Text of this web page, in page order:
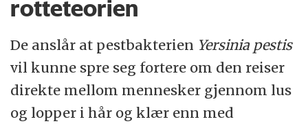
rotteteorien
De anslår at pestbakterien Yersinia pestis
vil kunne spre seg fortere om den reiser
direkte mellom mennesker gjennom lus
og lopper i hår og klær enn med